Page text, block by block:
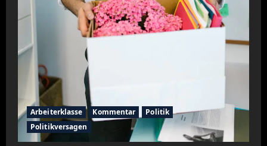
Arbeiterklasse Kommentar
Politik
Politikversagen